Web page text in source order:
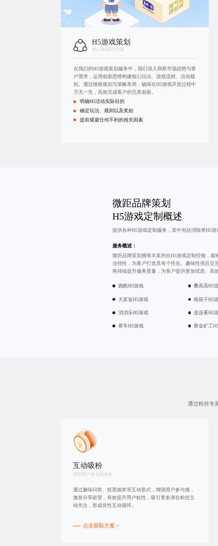
H5游戏策划
精心策划H5方案
在我们的H5游戏策划服务中，我们深入洞察市场趋势与客
户需求，运用创新思维构建核心玩法、游戏流程、活动规
则。通过细致规划与策略布局，确保在H5游戏开发过程中
万无一失，高效完成客户的完美创新。
明确H5活动实际目的
确定玩法、规则以及奖励
提前规避任何不利的相关因素
微距品牌策划
H5游戏定制概述
提供各种H5游戏定制服务，其中包括消除类H5游
服务概述：
微距品牌策划拥有丰富的在H5游戏定制经验，能
业特性，为客户打造具有个性化、趣味性强且交
将持续提升服务质量，为客户提供更加优质、高
跑酷H5游戏 叠高高H5
大富翁H5游戏 推箱子H5
消消乐H5游戏 连连看H5
赛车H5游戏 黄金矿工
通过粉丝专
互动吸粉
增强用户参与感体验
通过趣味问答、投票抽奖等互动形式，增强用户参与感，
激发分享欲望，有效提升用户粘性，吸引更多潜在粉丝主
动关注，形成良性互动循环。
点击获取方案 >